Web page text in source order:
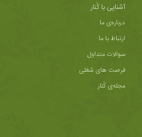
آشنایی با کُنار
درباره‌ی ما
ارتباط با ما
سوالات متداول
فرصت های شغلی
مجله‌ی کُنار